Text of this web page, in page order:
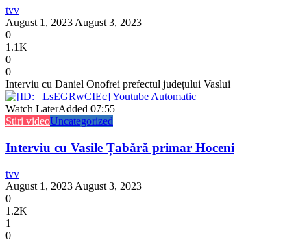
tvv
August 1, 2023 August 3, 2023
0
1.1K
0
0
Interviu cu Daniel Onofrei prefectul județului Vaslui
Watch LaterAdded 07:55
Stiri videoUncategorized
Interviu cu Vasile Țabără primar Hoceni
tvv
August 1, 2023 August 3, 2023
0
1.2K
1
0